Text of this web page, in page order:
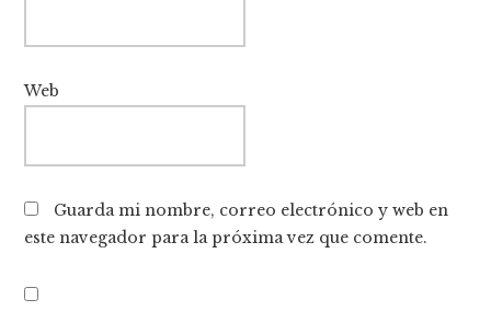
Web
Guarda mi nombre, correo electrónico y web en
este navegador para la próxima vez que comente.